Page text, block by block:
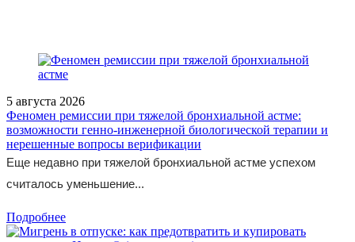
5 августа 2026
Феномен ремиссии при тяжелой бронхиальной астме:
возможности генно-инженерной биологической терапии и
нерешенные вопросы верификации
Еще недавно при тяжелой бронхиальной астме успехом
считалось уменьшение...
Подробнее